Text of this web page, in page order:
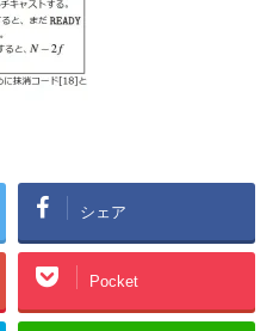
シェア
Pocket